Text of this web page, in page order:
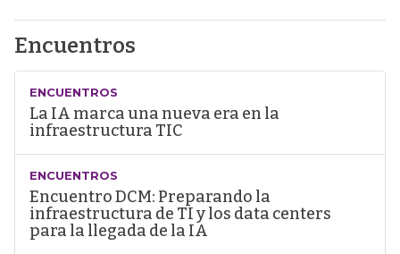
Encuentros
ENCUENTROS
La IA marca una nueva era en la
infraestructura TIC
ENCUENTROS
Encuentro DCM: Preparando la
infraestructura de TI y los data centers
para la llegada de la IA